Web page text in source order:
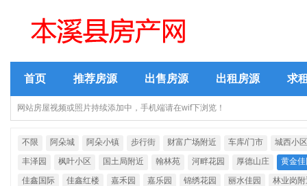
首页 推荐房源 出售房源 出租房源 求
网站房屋视频或照片持续添加中，手机端请在wif下浏览！
不限 阿朵城 阿朵小镇 步行街 财富广场附近 车库/门市
城西小区
丰泽园
枫叶小区 国土局附近 翰林苑 河畔花园 厚德山庄
黄金
佳鑫国际
佳鑫红楼 嘉禾园 嘉乐园 锦绣花园 丽水佳园
林业岗